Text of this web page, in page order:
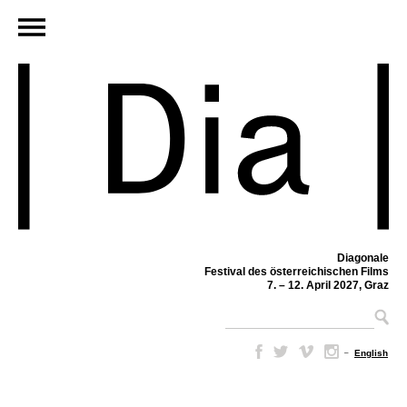
Diagonale
Festival des österreichischen Films
7. – 12. April 2027, Graz
– English